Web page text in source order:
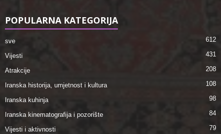
POPULARNA KATEGORIJA
sve 612
Vijesti 431
Atrakcije 208
Iranska historija, umjetnost i kultura 108
Iranska kuhinja 98
Iranska kinematografija i pozorište 84
Vijesti i aktivnosti 79